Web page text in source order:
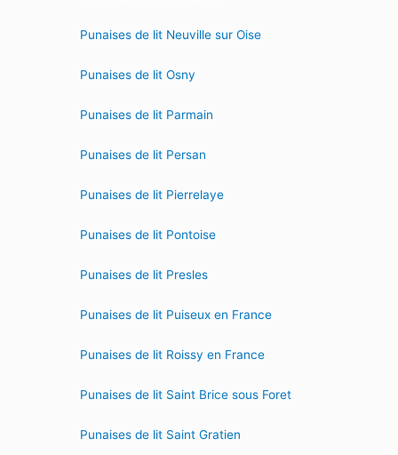
Punaises de lit Neuville sur Oise
Punaises de lit Osny
Punaises de lit Parmain
Punaises de lit Persan
Punaises de lit Pierrelaye
Punaises de lit Pontoise
Punaises de lit Presles
Punaises de lit Puiseux en France
Punaises de lit Roissy en France
Punaises de lit Saint Brice sous Foret
Punaises de lit Saint Gratien